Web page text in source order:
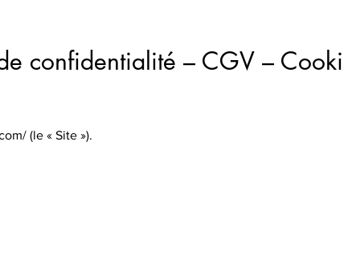
confidentialité – CGV –
(le « Site »).